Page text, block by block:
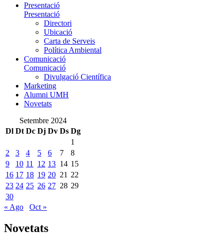
Presentació
Presentació
Directori
Ubicació
Carta de Serveis
Política Ambiental
Comunicació
Comunicació
Divulgació Científica
Marketing
Alumni UMH
Novetats
Setembre 2024
Dl Dt Dc Dj Dv Ds Dg
1
2
3 4 5 6 7
8
9
10 11 12 13 14 15
16 17 18 19 20 21 22
23 24 25 26 27 28 29
30
« Ago
Oct »
Novetats